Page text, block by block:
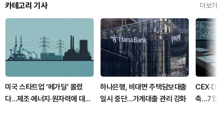
카테고리 기사 더보기
미국 스타트업 ‘메가딜’ 몰렸
다…제조·에너지·원자력에 대형
하나은행, 비대면 주택담보대출
일시 중단…가계대출 관리 강화
축…7월